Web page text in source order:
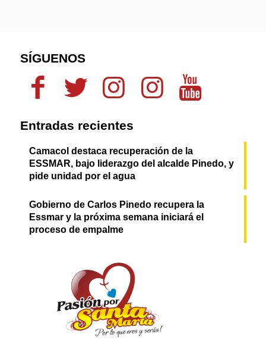
SÍGUENOS
Entradas recientes
Camacol destaca recuperación de la
ESSMAR, bajo liderazgo del alcalde Pinedo, y
pide unidad por el agua
Gobierno de Carlos Pinedo recupera la
Essmar y la próxima semana iniciará el
proceso de empalme